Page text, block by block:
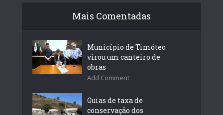
Mais Comentadas
Município de Timóteo
virou um canteiro de
obras
Add Comment
Guias de taxa de
conservação dos